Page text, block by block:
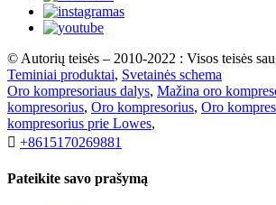
© Autorių teisės – 2010-2022 : Visos teisės
Teminiai produktai, Svetainės schema
Oro kompresoriaus dalys, Mažina oro
kompresorius, Oro kompresorius, Oro
kompresorius prie Lowes,
 +8615170269881
Pateikite savo prašymą